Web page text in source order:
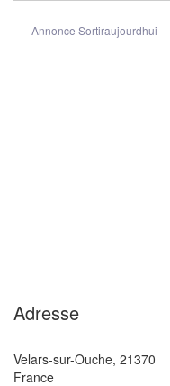
Annonce Sortiraujourdhui
Adresse
Velars-sur-Ouche, 21370
France